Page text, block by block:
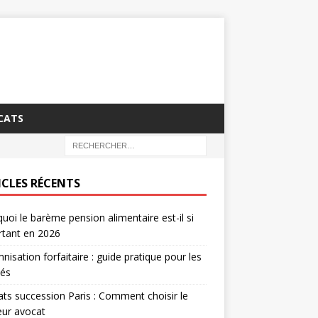
RÉCENTS
le barème pension alimentaire est-il si
en 2026
forfaitaire : guide pratique pour les
succession Paris : Comment choisir le
avocat